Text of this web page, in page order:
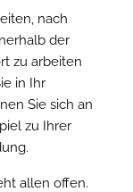
nach
der
zu arbeiten
in Ihr
Sie sich an
zu Ihrer
allen offen.